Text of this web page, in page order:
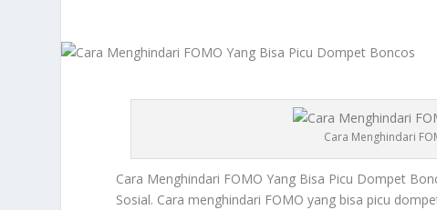
Cara Menghindari
Cara Menghindari FOMO Yang Bisa Picu Dompet
Sosial. Cara menghindari FOMO yang bisa picu